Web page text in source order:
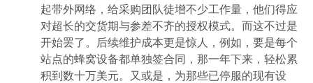
起带外网络，给采购团队徒增不少工作量，他们得应
对超长的交货期与参差不齐的授权模式。而这不过是
开始罢了。后续维护成本更是惊人，例如，要是每个
站点的蜂窝设备都单独签合同，那一年下来，轻松累
积到数十万美元。又或是，为那些已停服的现有设